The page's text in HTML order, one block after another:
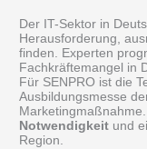
Der IT-Sektor in
Herausforderung,
finden. Experten
Fachkräftemangel in
Für SENPRO ist die
Ausbildungsmesse
Notwendigkeitund
Region.